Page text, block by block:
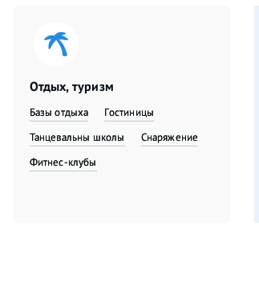
Отдых, туризм
Базы отдыха
Гостиницы
Танцевальны школы
Снаряжение
Фитнес-клубы